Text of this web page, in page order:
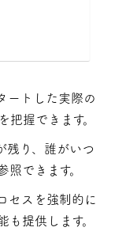
ートした実際の
把握できます。
残り、誰がいつ
照できます。
セスを強制的に
提供します。